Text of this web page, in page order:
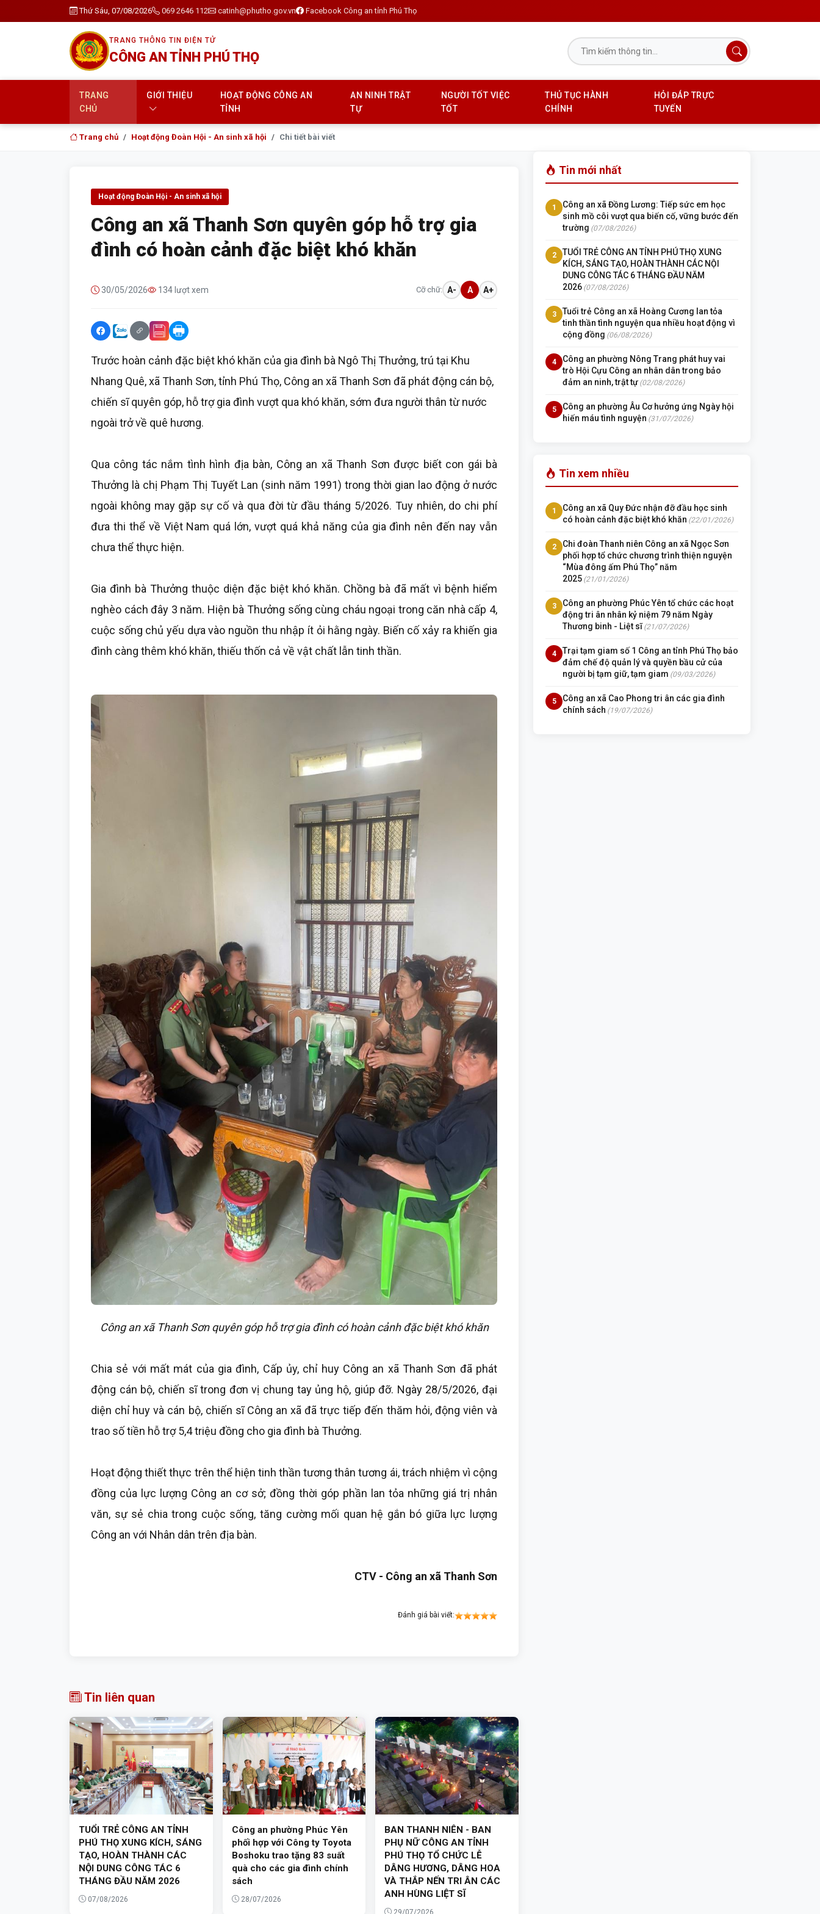
Thứ Sáu, 07/08/2026 069 2646 112 catinh@phutho.gov.vn Facebook Công an tỉnh Phú Thọ
TRANG THÔNG TIN ĐIỆN TỬ
CÔNG AN TỈNH PHÚ THỌ
TRANG
CHỦ
GIỚI THIỆU
HOẠT ĐỘNG CÔNG AN
TỈNH
AN NINH TRẬT
TỰ
NGƯỜI TỐT VIỆC
TỐT
THỦ TỤC HÀNH
CHÍNH
HỎI ĐÁP TRỰC
TUYẾN
Trang chủ Hoạt động Đoàn Hội - An sinh xã hội Chi tiết bài viết
Hoạt động Đoàn Hội - An sinh xã hội
Công an xã Thanh Sơn quyên góp hỗ trợ gia
đình có hoàn cảnh đặc biệt khó khăn
30/05/2026 134 lượt xem Cỡ chữ: A- A A+
Trước hoàn cảnh đặc biệt khó khăn của gia đình bà Ngô Thị Thưởng, trú tại Khu
Nhang Quê, xã Thanh Sơn, tỉnh Phú Thọ, Công an xã Thanh Sơn đã phát động cán bộ,
chiến sĩ quyên góp, hỗ trợ gia đình vượt qua khó khăn, sớm đưa người thân từ nước
ngoài trở về quê hương.
Qua công tác nắm tình hình địa bàn, Công an xã Thanh Sơn được biết con gái bà
Thưởng là chị Phạm Thị Tuyết Lan (sinh năm 1991) trong thời gian lao động ở nước
ngoài không may gặp sự cố và qua đời từ đầu tháng 5/2026. Tuy nhiên, do chi phí
đưa thi thể về Việt Nam quá lớn, vượt quá khả năng của gia đình nên đến nay vẫn
chưa thể thực hiện.
Gia đình bà Thưởng thuộc diện đặc biệt khó khăn. Chồng bà đã mất vì bệnh hiểm
nghèo cách đây 3 năm. Hiện bà Thưởng sống cùng cháu ngoại trong căn nhà cấp 4,
cuộc sống chủ yếu dựa vào nguồn thu nhập ít ỏi hằng ngày. Biến cố xảy ra khiến gia
đình càng thêm khó khăn, thiếu thốn cả về vật chất lẫn tinh thần.
Công an xã Thanh Sơn quyên góp hỗ trợ gia đình có hoàn cảnh đặc biệt khó khăn
Chia sẻ với mất mát của gia đình, Cấp ủy, chỉ huy Công an xã Thanh Sơn đã phát
động cán bộ, chiến sĩ trong đơn vị chung tay ủng hộ, giúp đỡ. Ngày 28/5/2026, đại
diện chỉ huy và cán bộ, chiến sĩ Công an xã đã trực tiếp đến thăm hỏi, động viên và
trao số tiền hỗ trợ 5,4 triệu đồng cho gia đình bà Thưởng.
Hoạt động thiết thực trên thể hiện tinh thần tương thân tương ái, trách nhiệm vì cộng
đồng của lực lượng Công an cơ sở; đồng thời góp phần lan tỏa những giá trị nhân
văn, sự sẻ chia trong cuộc sống, tăng cường mối quan hệ gắn bó giữa lực lượng
Công an với Nhân dân trên địa bàn.
CTV - Công an xã Thanh Sơn
Đánh giá bài viết:
Tin liên quan
TUỔI TRẺ CÔNG AN TỈNH
PHÚ THỌ XUNG KÍCH, SÁNG
TẠO, HOÀN THÀNH CÁC
NỘI DUNG CÔNG TÁC 6
THÁNG ĐẦU NĂM 2026
07/08/2026
Công an phường Phúc Yên
phối hợp với Công ty Toyota
Boshoku trao tặng 83 suất
quà cho các gia đình chính
sách
28/07/2026
BAN THANH NIÊN - BAN
PHỤ NỮ CÔNG AN TỈNH
PHÚ THỌ TỔ CHỨC LỄ
DÂNG HƯƠNG, DÂNG HOA
VÀ THẮP NẾN TRI ÂN CÁC
ANH HÙNG LIỆT SĨ
29/07/2026
Tin mới nhất
1
Công an xã Đồng Lương: Tiếp sức em học
sinh mồ côi vượt qua biến cố, vững bước đến
trường (07/08/2026)
2
TUỔI TRẺ CÔNG AN TỈNH PHÚ THỌ XUNG
KÍCH, SÁNG TẠO, HOÀN THÀNH CÁC NỘI
DUNG CÔNG TÁC 6 THÁNG ĐẦU NĂM
2026 (07/08/2026)
3
Tuổi trẻ Công an xã Hoàng Cương lan tỏa
tinh thần tình nguyện qua nhiều hoạt động vì
cộng đồng (06/08/2026)
4
Công an phường Nông Trang phát huy vai
trò Hội Cựu Công an nhân dân trong bảo
đảm an ninh, trật tự (02/08/2026)
5
Công an phường Âu Cơ hưởng ứng Ngày hội
hiến máu tình nguyện (31/07/2026)
Tin xem nhiều
1
Công an xã Quy Đức nhận đỡ đầu học sinh
có hoàn cảnh đặc biệt khó khăn (22/01/2026)
2
Chi đoàn Thanh niên Công an xã Ngọc Sơn
phối hợp tổ chức chương trình thiện nguyện
“Mùa đông ấm Phú Thọ” năm
2025 (21/01/2026)
3
Công an phường Phúc Yên tổ chức các hoạt
động tri ân nhân kỷ niệm 79 năm Ngày
Thương binh - Liệt sĩ (21/07/2026)
4
Trại tạm giam số 1 Công an tỉnh Phú Thọ bảo
đảm chế độ quản lý và quyền bầu cử của
người bị tạm giữ, tạm giam (09/03/2026)
5
Công an xã Cao Phong tri ân các gia đình
chính sách (19/07/2026)